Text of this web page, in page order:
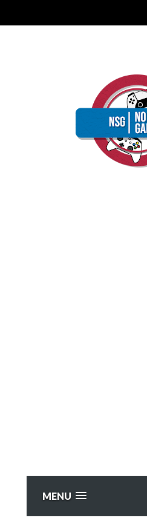
MENU